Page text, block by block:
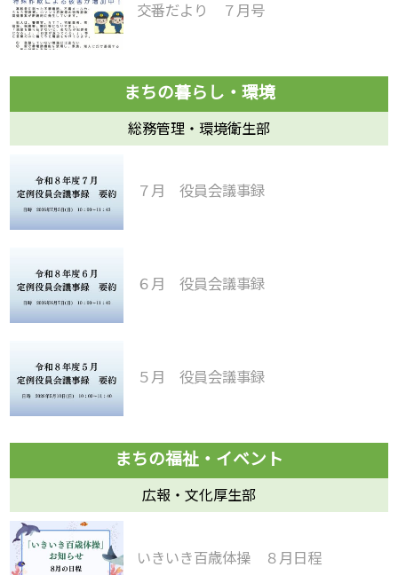
交番だより ７月号
総務管理・環境衛生部
７月 役員会議事録
６月 役員会議事録
５月 役員会議事録
広報・文化厚生部
いきいき百歳体操 ８月日程